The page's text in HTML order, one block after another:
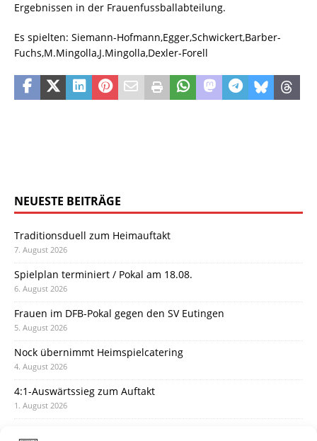
Ergebnissen in der Frauenfussballabteilung.
Es spielten: Siemann-Hofmann,Egger,Schwickert,Barber-
Fuchs,M.Mingolla,J.Mingolla,Dexler-Forell
NEUESTE BEITRÄGE
Traditionsduell zum Heimauftakt
7. August 2026
Spielplan terminiert / Pokal am 18.08.
6. August 2026
Frauen im DFB-Pokal gegen den SV Eutingen
5. August 2026
Nock übernimmt Heimspielcatering
4. August 2026
4:1-Auswärtssieg zum Auftakt
1. August 2026